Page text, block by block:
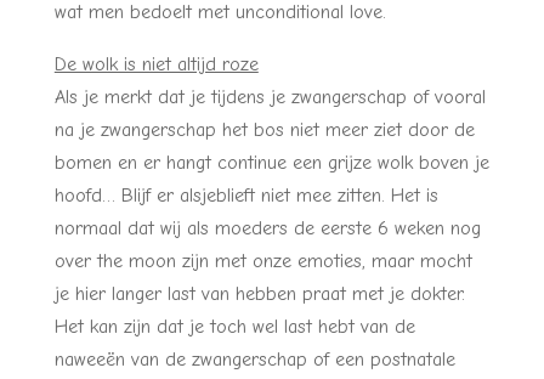
wat men bedoelt met unconditional love.
De wolk is niet altijd roze
Als je merkt dat je tijdens je zwangerschap of vooral
na je zwangerschap het bos niet meer ziet door de
bomen en er hangt continue een grijze wolk boven je
hoofd… Blijf er alsjeblieft niet mee zitten. Het is
normaal dat wij als moeders de eerste 6 weken nog
over the moon zijn met onze emoties, maar mocht
je hier langer last van hebben praat met je dokter.
Het kan zijn dat je toch wel last hebt van de
naweeën van de zwangerschap of een postnatale